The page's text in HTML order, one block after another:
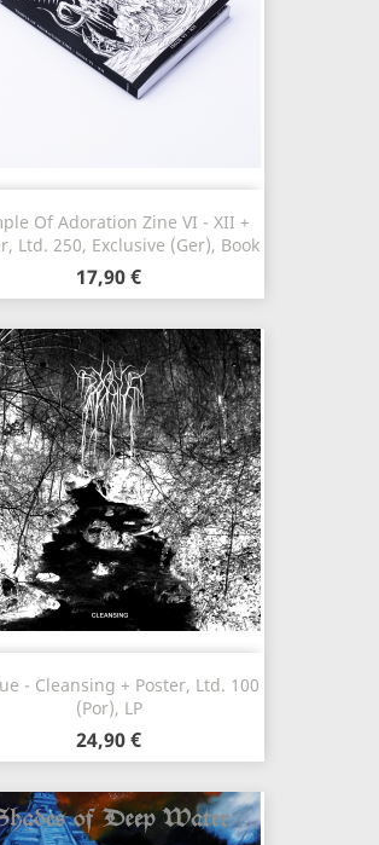
Of Adoration Zine VI - XII +
Ltd. 250, Exclusive (Ger), Book
17,90 €
- Cleansing + Poster, Ltd. 100
(Por), LP
24,90 €